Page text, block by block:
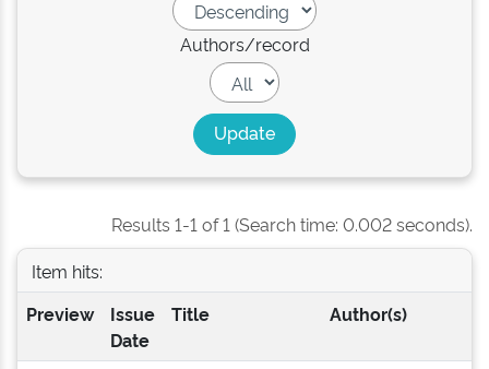
Authors/record
Results 1-1 of 1 (Search time: 0.002 seconds).
Item hits:
Preview
Issue
Date
Title Author(s)